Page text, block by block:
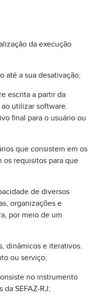
da execução
até a sua desativação;
escrita a partir da
utilizar software.
final para o usuário ou
que consistem em os
requisitos para que
de diversos
organizações e
por meio de um
dinâmicos e iterativos.
ou serviço;
no instrumento
SEFAZ-RJ;